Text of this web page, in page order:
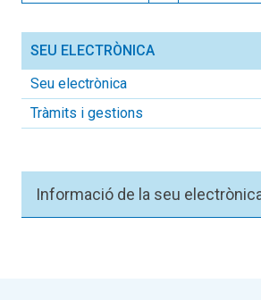
SEU ELECTRÒNICA
Seu electrònica
Tràmits i gestions
Informació de la seu